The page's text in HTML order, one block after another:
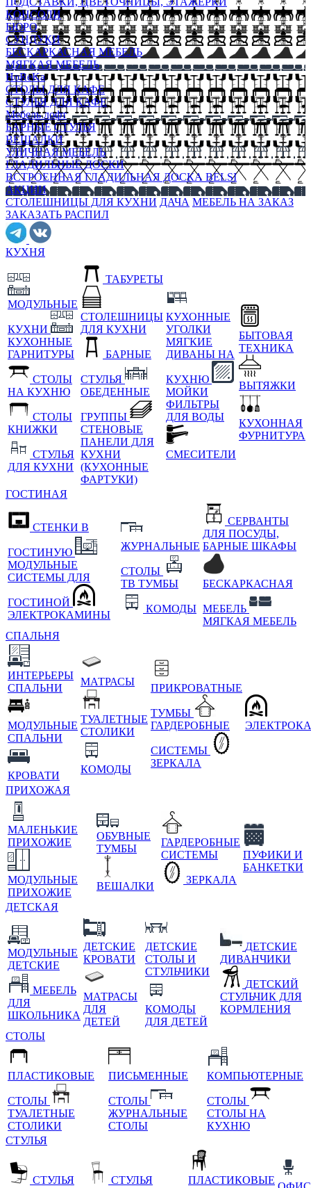
КОНСОЛИ
БЮРО
СУНДУКИ
БЕСКАРКАСНАЯ МЕБЕЛЬ
МЯГКАЯ МЕБЕЛЬ
HoReKa
СТОЛЫ ДЛЯ КАФЕ
СТУЛЬЯ ДЛЯ КАФЕ
Мебель лофт
БАРНЫЕ СТУЛЬЯ
ВЕШАЛКИ
УЛИЧНАЯ МЕБЕЛЬ
ГЛАДИЛЬНЫЕ ДОСКИ
ВСТРОЕННАЯ ГЛАДИЛЬНАЯ ДОСКА BELSI
АКЦИИ
СТОЛЕШНИЦЫ ДЛЯ КУХНИ ДАЧА МЕБЕЛЬ НА ЗАКАЗ
ЗАКАЗАТЬ РАСПИЛ
КУХНЯ
МОДУЛЬНЫЕ
КУХНИ
КУХОННЫЕ
ГАРНИТУРЫ
СТОЛЫ
НА КУХНЮ
СТОЛЫ
КНИЖКИ
СТУЛЬЯ
ДЛЯ КУХНИ
ТАБУРЕТЫ
СТОЛЕШНИЦЫ
ДЛЯ КУХНИ
БАРНЫЕ
СТУЛЬЯ
ОБЕДЕННЫЕ
ГРУППЫ
СТЕНОВЫЕ
ПАНЕЛИ ДЛЯ
КУХНИ
(КУХОННЫЕ
ФАРТУКИ)
КУХОННЫЕ
УГОЛКИ
МЯГКИЕ
ДИВАНЫ НА
КУХНЮ
МОЙКИ
ФИЛЬТРЫ
ДЛЯ ВОДЫ
СМЕСИТЕЛИ
БЫТОВАЯ
ТЕХНИКА
ВЫТЯЖКИ
КУХОННАЯ
ФУРНИТУРА
ГОСТИНАЯ
СТЕНКИ В
ГОСТИНУЮ
МОДУЛЬНЫЕ
СИСТЕМЫ ДЛЯ
ГОСТИНОЙ
ЭЛЕКТРОКАМИНЫ
ЖУРНАЛЬНЫЕ
СТОЛЫ
ТВ ТУМБЫ
КОМОДЫ
СЕРВАНТЫ
ДЛЯ ПОСУДЫ,
БАРНЫЕ ШКАФЫ
БЕСКАРКАСНАЯ
МЕБЕЛЬ
МЯГКАЯ МЕБЕЛЬ
СПАЛЬНЯ
ИНТЕРЬЕРЫ
СПАЛЬНИ
МОДУЛЬНЫЕ
СПАЛЬНИ
КРОВАТИ
МАТРАСЫ
ТУАЛЕТНЫЕ
СТОЛИКИ
КОМОДЫ
ПРИКРОВАТНЫЕ
ТУМБЫ
ГАРДЕРОБНЫЕ
СИСТЕМЫ
ЗЕРКАЛА
ПРИХОЖАЯ
МАЛЕНЬКИЕ
ПРИХОЖИЕ
МОДУЛЬНЫЕ
ПРИХОЖИЕ
ОБУВНЫЕ
ТУМБЫ
ВЕШАЛКИ
ГАРДЕРОБНЫЕ
СИСТЕМЫ
ЗЕРКАЛА
ПУФИКИ И
БАНКЕТКИ
ДЕТСКАЯ
МОДУЛЬНЫЕ
ДЕТСКИЕ
МЕБЕЛЬ
ДЛЯ
ШКОЛЬНИКА
ДЕТСКИЕ
КРОВАТИ
МАТРАСЫ
ДЛЯ
ДЕТЕЙ
ДЕТСКИЕ
СТОЛЫ И
СТУЛЬЧИКИ
КОМОДЫ
ДЛЯ ДЕТЕЙ
ДЕТСКИЕ
ДИВАНЧИКИ
ДЕТСКИЙ
СТУЛЬЧИК ДЛЯ
КОРМЛЕНИЯ
СТОЛЫ
ПЛАСТИКОВЫЕ
СТОЛЫ
ТУАЛЕТНЫЕ
СТОЛИКИ
ПИСЬМЕННЫЕ
СТОЛЫ
ЖУРНАЛЬНЫЕ
СТОЛЫ
КОМПЬЮТЕРНЫЕ
СТОЛЫ
СТОЛЫ НА
КУХНЮ
СТУЛЬЯ
СТУЛЬЯ
СТУЛЬЯ
ПЛАСТИКОВЫЕ